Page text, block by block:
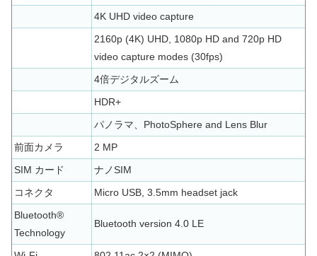
4K UHD video capture
2160p (4K) UHD, 1080p HD and 720p HD
video capture modes (30fps)
4倍デジタルズーム
HDR+
パノラマ、PhotoSphere and Lens Blur​
前面カメラ
2 MP
SIM カード
ナノSIM
コネクタ
Micro USB, 3.5mm headset jack
Bluetooth®
Technology
Bluetooth version 4.0 LE